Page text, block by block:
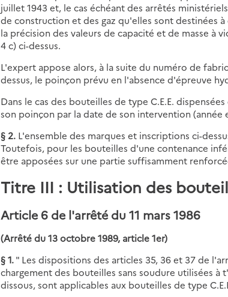
juillet 1943 et, le cas échéant des arrêtés
de construction et des gaz qu'elles sont destinées
la précision des valeurs de capacité et de masse à
4 c) ci-dessus.
L'expert appose alors, à la suite du numéro de
dessus, le poinçon prévu en l'absence d'épreuve
Dans le cas des bouteilles de type C.E.E.
son poinçon par la date de son intervention (année
§ 2. L'ensemble des marques et inscriptions ci-
Toutefois, pour les bouteilles d'une contenance
être apposées sur une partie suffisamment
Titre III : Utilisation des
Article 6 de l'arrêté du 11 mars 1986
(Arrêté du 13 octobre 1989, article 1er)
§ 1." Les dispositions des articles 35, 36 et 37 de
chargement des bouteilles sans soudure utilisées à
dissous, sont applicables aux bouteilles de type